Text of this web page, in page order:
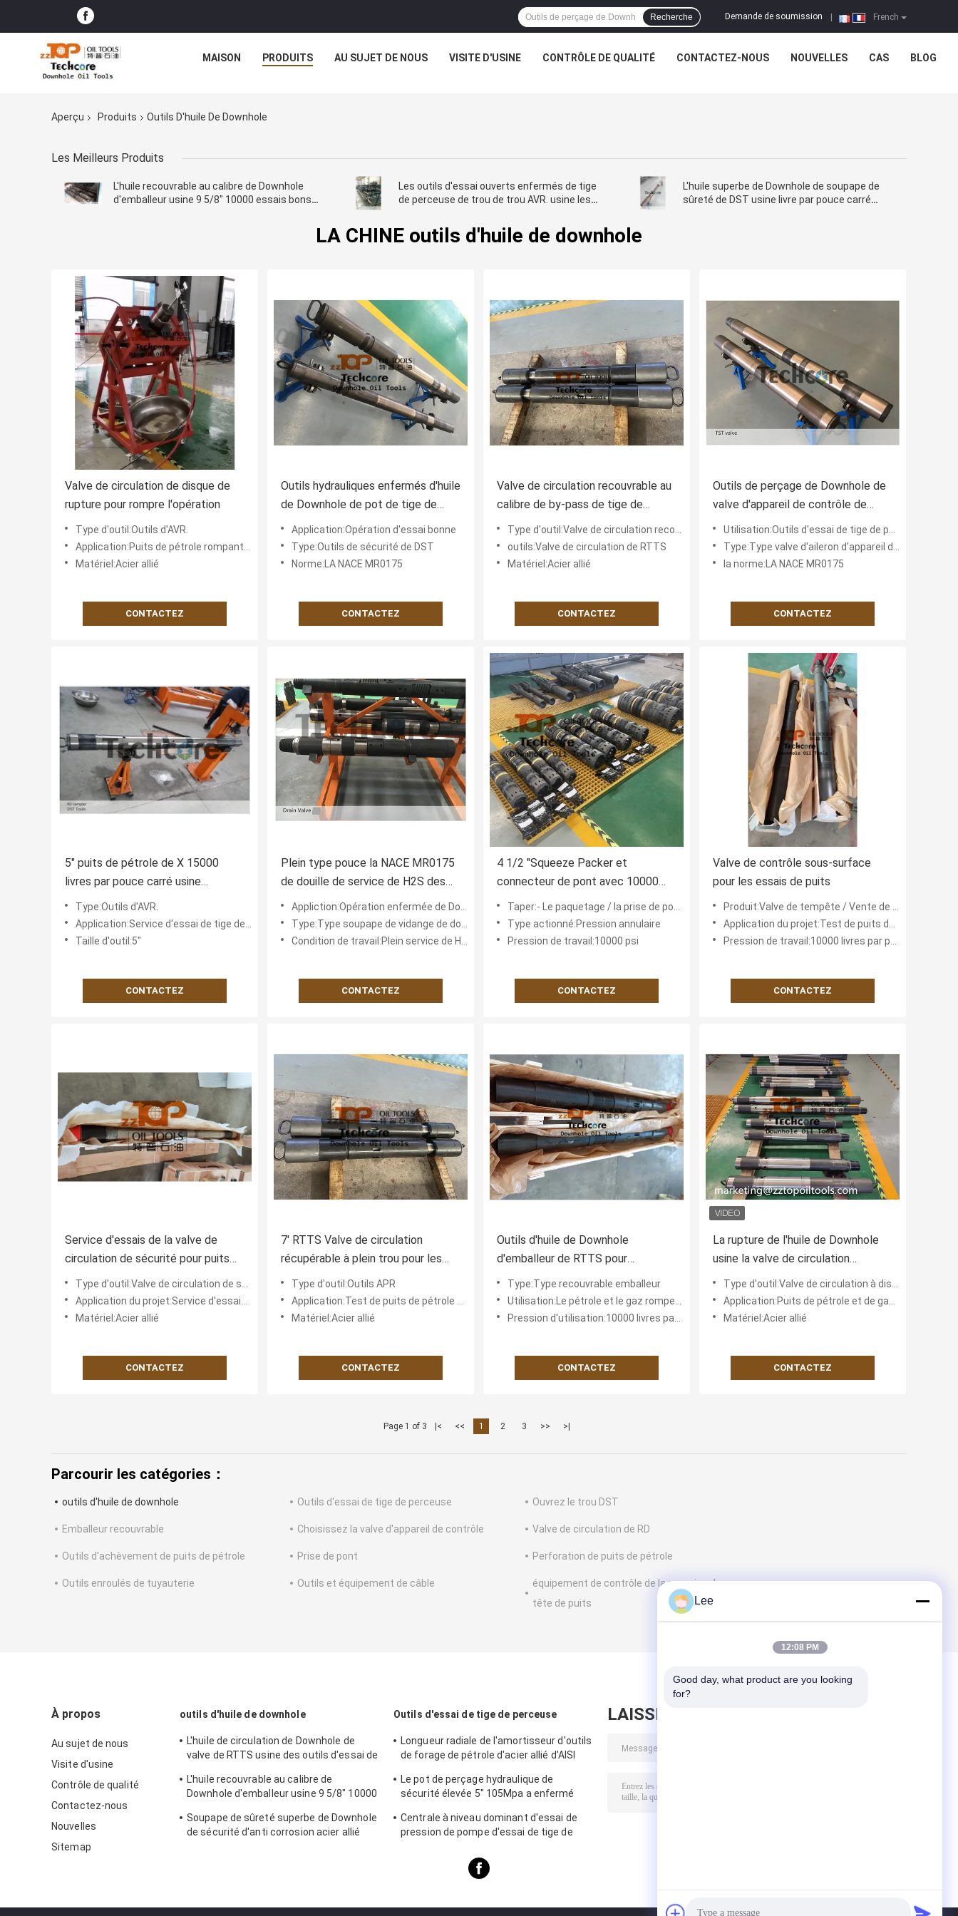
French
Demande de soumission
Recherche
MAISON PRODUITS AU SUJET DE NOUS VISITE D'USINE CONTRÔLE DE QUALITÉ CONTACTEZ-NOUS NOUVELLES CAS BLOG
Aperçu Produits Outils D'huile De Downhole
Les Meilleurs Produits
L'huile recouvrable au calibre de Downhole
d'emballeur usine 9 5/8" 10000 essais bons
Les outils d'essai ouverts enfermés de tige
de perceuse de trou de trou AVR. usine les
L'huile superbe de Downhole de soupape de
sûreté de DST usine livre par pouce carré
LA CHINE outils d'huile de downhole
Valve de circulation de disque de
rupture pour rompre l'opération
Type d'outil:Outils d'AVR.
Application:Puits de pétrole rompant l'opération
Matériel:Acier allié
CONTACTEZ
Outils hydrauliques enfermés d'huile
de Downhole de pot de tige de
perceuse de trou
Application:Opération d'essai bonne
Type:Outils de sécurité de DST
Norme:LA NACE MR0175
CONTACTEZ
Valve de circulation recouvrable au
calibre de by-pass de tige de
perceuse
Type d'outil:Valve de circulation recouvrable au calibre
outils:Valve de circulation de RTTS
Matériel:Acier allié
CONTACTEZ
Outils de perçage de Downhole de
valve d'appareil de contrôle de
ficelle de tuyauterie, valve d'essai
d'aileron d'essai de puits de pétrole
Utilisation:Outils d'essai de tige de perceuse de Downhole
Type:Type valve d'aileron d'appareil de contrôle de ficelle de tuyauterie
la norme:LA NACE MR0175
CONTACTEZ
5" puits de pétrole de X 15000
livres par pouce carré usine
l'échantillonneur de disque de
rupture pour l'essai à haute pression
de Downhole
Type:Outils d'AVR.
Application:Service d'essai de tige de perceuse
Taille d'outil:5"
CONTACTEZ
Plein type pouce la NACE MR0175
de douille de service de H2S des
outils d'essai de tige de perceuse
de soupape de vidange 5
Appliction:Opération enfermée de Downhole de trou
Type:Type soupape de vidange de douille
Condition de travail:Plein service de H2S
CONTACTEZ
4 1/2 "Squeeze Packer et
connecteur de pont avec 10000
PSI Rating pour le service H2S
dans le bien de finition
Taper:- Le paquetage / la prise de pont.
Type actionné:Pression annulaire
Pression de travail:10000 psi
CONTACTEZ
Valve de contrôle sous-surface
pour les essais de puits
Produit:Valve de tempête / Vente de contrôle sous-marine
Application du projet:Test de puits de pétrole et opération d'achèvement
Pression de travail:10000 livres par pouce carré
CONTACTEZ
Service d'essais de la valve de
circulation de sécurité pour puits
de pétrole
Type d'outil:Valve de circulation de sécurité à disque de rupture
Application du projet:Service d'essais dans les puits de pétrole et de gaz
Matériel:Acier allié
CONTACTEZ
7' RTTS Valve de circulation
récupérable à plein trou pour les
essais de puits Norme NACE
MR0175
Type d'outil:Outils APR
Application:Test de puits de pétrole et opération d'achèvement
Matériel:Acier allié
CONTACTEZ
Outils d'huile de Downhole
d'emballeur de RTTS pour
l'opération Acidizing de fracture
Type:Type recouvrable emballeur
Utilisation:Le pétrole et le gaz rompent bien l'opération Acidizing
Pression d'utilisation:10000 livres par pouce carré
CONTACTEZ
La rupture de l'huile de Downhole
usine la valve de circulation
15000psi de RD
Type d'outil:Valve de circulation à disque de rupture
Application:Puits de pétrole et de gaz rompant le service
Matériel:Acier allié
CONTACTEZ
Page 1 of 3 |< << 1 2 3 >> >|
Parcourir les catégories：
outils d'huile de downhole Outils d'essai de tige de perceuse Ouvrez le trou DST
Emballeur recouvrable Choisissez la valve d'appareil de contrôle Valve de circulation de RD
Outils d'achèvement de puits de pétrole Prise de pont Perforation de puits de pétrole
Outils enroulés de tuyauterie Outils et équipement de câble
équipement de contrôle de la pression de
tête de puits
À propos
Au sujet de nous
Visite d'usine
Contrôle de qualité
Contactez-nous
Nouvelles
Sitemap
outils d'huile de downhole
L'huile de circulation de Downhole de
valve de RTTS usine des outils d'essai de
L'huile recouvrable au calibre de
Downhole d'emballeur usine 9 5/8" 10000
Soupape de sûreté superbe de Downhole
de sécurité d'anti corrosion acier allié
Outils d'essai de tige de perceuse
Longueur radiale de l'amortisseur d'outils
de forage de pétrole d'acier allié d'AISI
Le pot de perçage hydraulique de
sécurité élevée 5" 105Mpa a enfermé
Centrale à niveau dominant d'essai de
pression de pompe d'essai de tige de
LAISSEZ UN MESSAGE
Lee
12:08 PM
Good day, what product are you looking
for?